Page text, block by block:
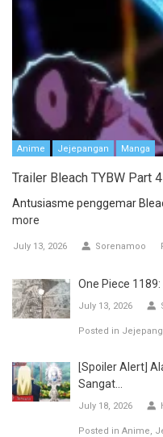
Anime Jejepangan Manga
Trailer Bleach TYBW Part
Antusiasme penggemar
more
July 13, 2026 Sorenamoo
One Piece 1189:
July 13, 2026
Posted in
[Spoiler Alert]
Sangat...
July 18, 2026
Posted in Anime